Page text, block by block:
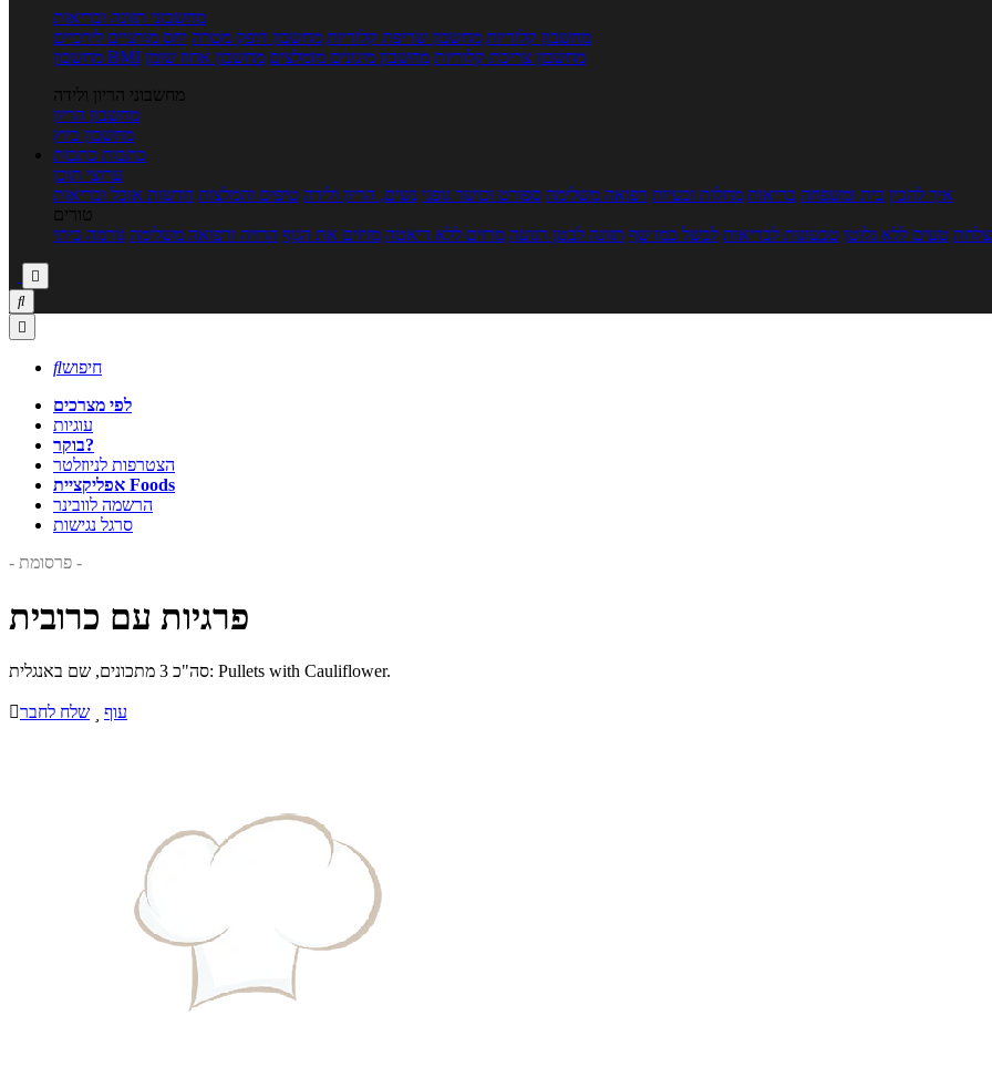
מחשבוני תזונה ובריאות
מחשבון קלוריות מחשבון שריפת קלוריות מחשבון דופק מטרה יחס מותניים לירכיים
מחשבון BMI
מחשבון צריכת קלוריות מחשבון מינונים מומלצים מחשבון אחוז שומן
מחשבוני הריון ולידה
מחשבון הריון
מחשבון ביוץ
כתבות כתבות
ערוצי תוכן
איך להכין בית ומשפחה בריאות מחלות ובעיות רפואה משלימה ספורט וכושר גופני נשים, הריון ולידה טיפים והמלצות חדשות אוכל ובריאות
טורים
טעים ללא גלוטן טבעונות לבריאות לבשל כמו שף תזונה לבטן רגועה מרזים ללא דיאטה מזיזים את הגוף הרזיה ורפואה משלימה גורמה ביתי



חיפוש
לפי מצרכים
עוגיות
בוקר?
הצטרפות לניוזלטר
אפליקציית Foods
הרשמה לוובינר
סרגל נגישות
- פרסומת -
פרגיות עם כרובית
סה"כ 3 מתכונים, שם באנגלית: Pullets with Cauliflower.
שלח לחבר עוף